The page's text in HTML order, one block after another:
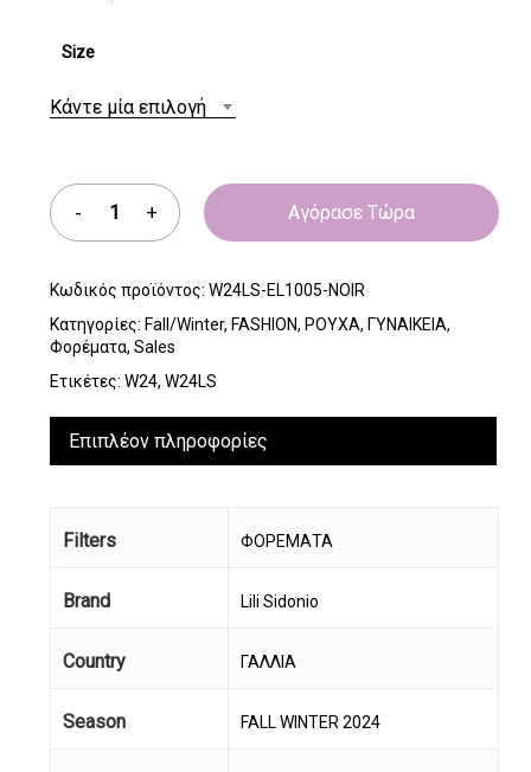
Size
Κάντε μία επιλογή
Αγόρασε Τώρα
Κωδικός προϊόντος: W24LS-EL1005-NOIR
Κατηγορίες: Fall/Winter, FASHION, ΡΟΥΧΑ, ΓΥΝΑΙΚΕΙΑ,
Φορέματα, Sales
Ετικέτες: W24, W24LS
Επιπλέον πληροφορίες
Filters ΦΟΡΕΜΑΤΑ
Brand Lili Sidonio
Country ΓΑΛΛΙΑ
Season FALL WINTER 2024